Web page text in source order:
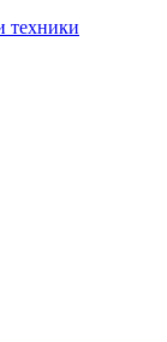
техники